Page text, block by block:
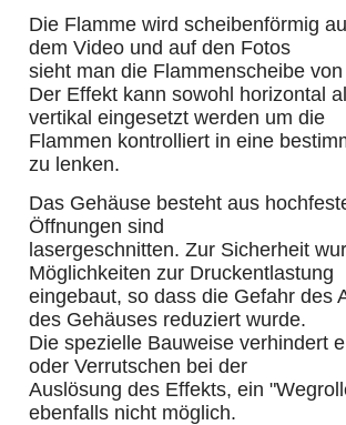
Die Flamme wird scheibenförmig
dem Video und auf den Fotos
sieht man die Flammenscheibe
Der Effekt kann sowohl horizontal
vertikal eingesetzt werden um die
Flammen kontrolliert in eine
zu lenken.
Das Gehäuse besteht aus
Öffnungen sind
lasergeschnitten. Zur Sicherheit
Möglichkeiten zur Druckentlastung
eingebaut, so dass die Gefahr des
des Gehäuses reduziert wurde.
Die spezielle Bauweise verhindert
oder Verrutschen bei der
Auslösung des Effekts, ein
ebenfalls nicht möglich.